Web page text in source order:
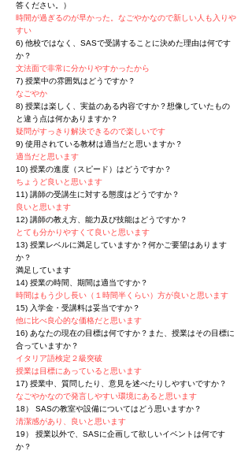
答ください。）
時間が過ぎるのが早かった。なごやかなので新しい人も入りや
すい
6) 他校ではなく、SASで受講することに決めた理由は何です
か？
文法面で非常に分かりやすかったから
7) 授業中の雰囲気はどうですか？
なごやか
8) 授業は楽しく、実益のある内容ですか？想像していたもの
と違う点は何かありますか？
疑問がすっきり解決できるので楽しいです
9) 使用されている教材は適当だと思いますか？
適当だと思います
10) 授業の進度（スピード）はどうですか？
ちょうど良いと思います
11) 講師の受講生に対する態度はどうですか？
良いと思います
12) 講師の教え方、能力及び技能はどうですか？
とても分かりやすくて良いと思います
13) 授業レベルに満足していますか？何かご要望はあります
か？
満足しています
14) 授業の時間、期間は適当ですか？
時間はもう少し長い（１時間半くらい）方が良いと思います
15) 入学金・受講料は妥当ですか？
他に比べ良心的な価格だと思います
16) あなたの現在の目標は何ですか？また、授業はその目標に
合っていますか？
イタリア語検定２級突破
授業は目標にあっていると思います
17) 授業中、質問したり、意見を述べたりしやすいですか？
なごやかなので発言しやすい環境にあると思います
18） SASの教室や設備についてはどう思いますか？
清潔感があり、良いと思います
19） 授業以外で、SASに企画して欲しいイベントは何です
か？